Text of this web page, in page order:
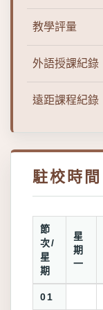
教學評量
外語授課紀錄
遠距課程紀錄
駐校時間
節
次/
星
期
星
期
一
01